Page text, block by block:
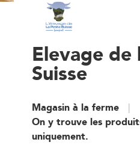
Elevage
Suisse
Magasin à la ferme
On y trouve les
uniquement.